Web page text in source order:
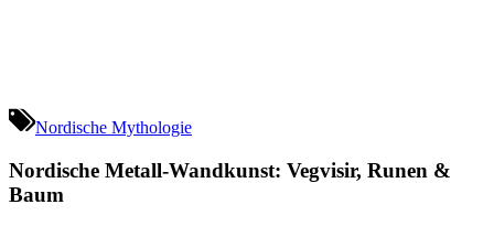
Nordische Mythologie
Nordische Metall-Wandkunst: Vegvisir, Runen &
Baum